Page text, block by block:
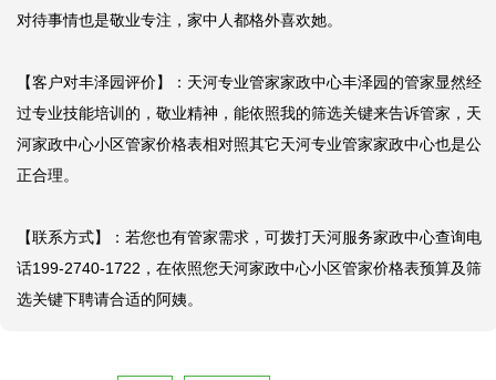
对待事情也是敬业专注，家中人都格外喜欢她。
【客户对丰泽园评价】：天河专业管家家政中心丰泽园的管家显然经
过专业技能培训的，敬业精神，能依照我的筛选关键来告诉管家，天
河家政中心小区管家价格表相对照其它天河专业管家家政中心也是公
正合理。
【联系方式】：若您也有管家需求，可拨打天河服务家政中心查询电
话199-2740-1722，在依照您天河家政中心小区管家价格表预算及筛
选关键下聘请合适的阿姨。